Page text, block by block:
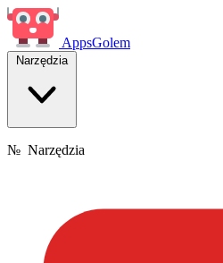
AppsGolem
Narzędzia
№ Narzędzia